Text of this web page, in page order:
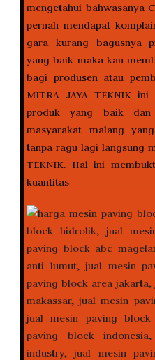
mengetahui bahwasanya
pernah mendapat
gara kurang bagusnya
yang baik maka kan
bagi produsen atau
MITRA JAYA TEKNIK
produk yang baik dan
masyarakat malang
tanpa ragu lagi langsung
TEKNIK. Hal ini
kuantitas